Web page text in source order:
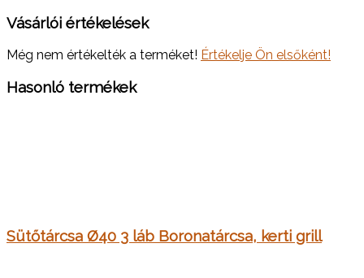
Vásárlói értékelések
Még nem értékelték a terméket! Értékelje Ön elsőként!
Hasonló termékek
Sütőtárcsa Ø40 3 láb Boronatárcsa, kerti grill